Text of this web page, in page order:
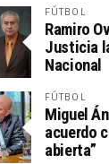
FÚTBOL
Ramiro
Justicia
Nacional
FÚTBOL
Miguel
acuerdo
abierta”